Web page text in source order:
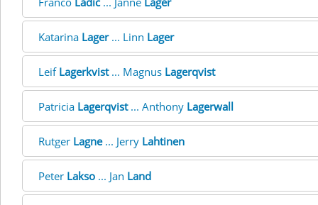
Katarina Lager... Linn Lager
Leif Lagerkvist... Magnus Lagerqvist
Patricia Lagerqvist... Anthony Lagerwall
Rutger Lagne... Jerry Lahtinen
Peter Lakso ... Jan Land